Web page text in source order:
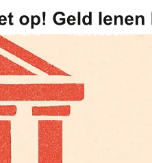
ons Kennisbank